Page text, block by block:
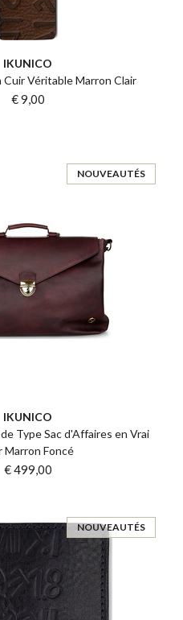
IKUNICO
Cuir Véritable Marron Clair
€ 9,00
NOUVEAUTÉS
IKUNICO
Type Sac d'Affaires en Vrai
Marron Foncé
€ 499,00
NOUVEAUTÉS